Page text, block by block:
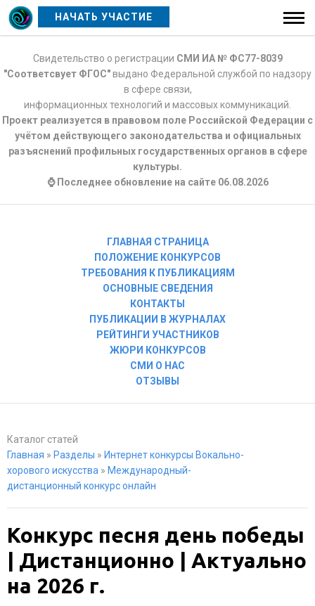
НАЧАТЬ УЧАСТИЕ
Свидетельство о регистрации СМИ ИА № ФС77-8039
"Соответсвует ФГОС"выдано Федеральной службой по надзору
в сфере связи,
информационных технологий и массовых коммуникаций.
Проект реализуется в правовом поле Российской Федерации с
учётом действующего законодательства и официальных
разъяснений профильных государственных органов в сфере
культуры.
⌚ Последнее обновление на сайте 06.08.2026
ГЛАВНАЯ СТРАНИЦА
ПОЛОЖЕНИЕ КОНКУРСОВ
ТРЕБОВАНИЯ К ПУБЛИКАЦИЯМ
ОСНОВНЫЕ СВЕДЕНИЯ
КОНТАКТЫ
ПУБЛИКАЦИИ В ЖУРНАЛАХ
РЕЙТИНГИ УЧАСТНИКОВ
ЖЮРИ КОНКУРСОВ
СМИ О НАС
ОТЗЫВЫ
Каталог статей
Главная » Разделы » Интернет конкурсы Вокально-
хорового искусства » Международный-
дистанционный конкурс онлайн
Конкурс песня день победы
| Дистанционно | Актуально
на 2026 г.